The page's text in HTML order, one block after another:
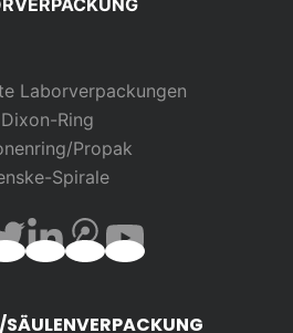
Laborverpackungen
Dixon-Ring
Propak
Spirale
SÄULENVERPACKUNG